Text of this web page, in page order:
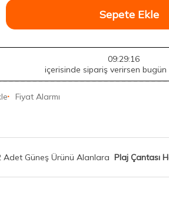
Sepete Ekle
09:29:14
içerisinde sipariş verirsen
Fiyat Alarmı
Adet Güneş Ürünü Alanlara Plaj Çantası